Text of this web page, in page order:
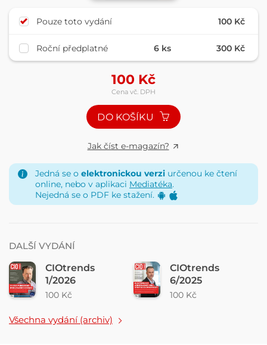
Pouze toto vydání 100 Kč
Roční předplatné 6 ks 300 Kč
100 Kč
Cena vč. DPH
DO KOŠÍKU
Jak číst e-magazín?
Jedná se o elektronickou verzi určenou ke čtení
online, nebo v aplikaci Mediatéka.
Nejedná se o PDF ke stažení.
DALŠÍ VYDÁNÍ
CIOtrends
1/2026
100 Kč
CIOtrends
6/2025
100 Kč
Všechna vydání (archiv)